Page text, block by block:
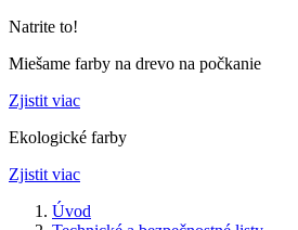
Natrite to!
Miešame farby na drevo na počkanie
Zjistit viac
Ekologické farby
Zjistit viac
Úvod